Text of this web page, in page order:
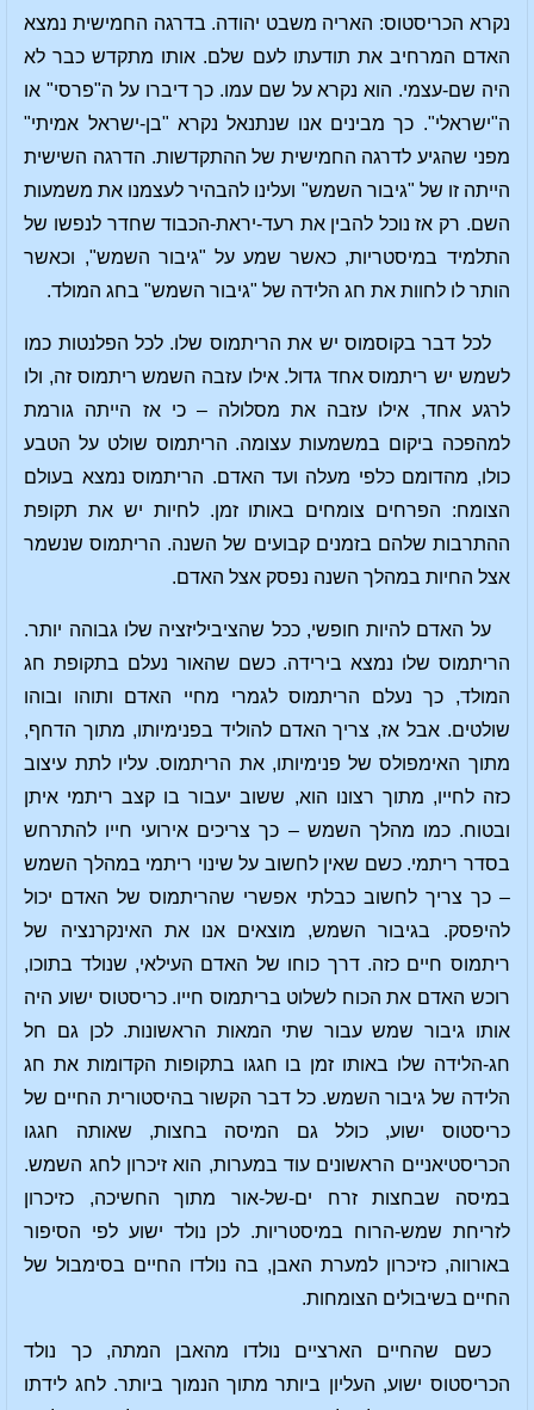
נקרא הכריסטוס: האריה משבט יהודה. בדרגה החמישית נמצא
האדם המרחיב את תודעתו לעם שלם. אותו מתקדש כבר לא
היה שם-עצמי. הוא נקרא על שם עמו. כך דיברו על ה"פרסי" או
ה"ישראלי". כך מבינים אנו שנתנאל נקרא "בן-ישראל אמיתי"
מפני שהגיע לדרגה החמישית של ההתקדשות. הדרגה השישית
הייתה זו של "גיבור השמש" ועלינו להבהיר לעצמנו את משמעות
השם. רק אז נוכל להבין את רעד-יראת-הכבוד שחדר לנפשו של
התלמיד במיסטריות, כאשר שמע על "גיבור השמש", וכאשר
הותר לו לחוות את חג הלידה של "גיבור השמש" בחג המולד.
לכל דבר בקוסמוס יש את הריתמוס שלו. לכל הפלנטות כמו
לשמש יש ריתמוס אחד גדול. אילו עזבה השמש ריתמוס זה, ולו
לרגע אחד, אילו עזבה את מסלולה – כי אז הייתה גורמת
למהפכה ביקום במשמעות עצומה. הריתמוס שולט על הטבע
כולו, מהדומם כלפי מעלה ועד האדם. הריתמוס נמצא בעולם
הצומח: הפרחים צומחים באותו זמן. לחיות יש את תקופת
ההתרבות שלהם בזמנים קבועים של השנה. הריתמוס שנשמר
אצל החיות במהלך השנה נפסק אצל האדם.
על האדם להיות חופשי, ככל שהציביליזציה שלו גבוהה יותר.
הריתמוס שלו נמצא בירידה. כשם שהאור נעלם בתקופת חג
המולד, כך נעלם הריתמוס לגמרי מחיי האדם ותוהו ובוהו
שולטים. אבל אז, צריך האדם להוליד בפנימיותו, מתוך הדחף,
מתוך האימפולס של פנימיותו, את הריתמוס. עליו לתת עיצוב
כזה לחייו, מתוך רצונו הוא, ששוב יעבור בו קצב ריתמי איתן
ובטוח. כמו מהלך השמש – כך צריכים אירועי חייו להתרחש
בסדר ריתמי. כשם שאין לחשוב על שינוי ריתמי במהלך השמש
– כך צריך לחשוב כבלתי אפשרי שהריתמוס של האדם יכול
להיפסק. בגיבור השמש, מוצאים אנו את האינקרנציה של
ריתמוס חיים כזה. דרך כוחו של האדם העילאי, שנולד בתוכו,
רוכש האדם את הכוח לשלוט בריתמוס חייו. כריסטוס ישוע היה
אותו גיבור שמש עבור שתי המאות הראשונות. לכן גם חל
חג-הלידה שלו באותו זמן בו חגגו בתקופות הקדומות את חג
הלידה של גיבור השמש. כל דבר הקשור בהיסטורית החיים של
כריסטוס ישוע, כולל גם המיסה בחצות, שאותה חגגו
הכריסטיאניים הראשונים עוד במערות, הוא זיכרון לחג השמש.
במיסה שבחצות זרח ים-של-אור מתוך החשיכה, כזיכרון
לזריחת שמש-הרוח במיסטריות. לכן נולד ישוע לפי הסיפור
באורווה, כזיכרון למערת האבן, בה נולדו החיים בסימבול של
החיים בשיבולים הצומחות.
כשם שהחיים הארציים נולדו מהאבן המתה, כך נולד
הכריסטוס ישוע, העליון ביותר מתוך הנמוך ביותר. לחג לידתו